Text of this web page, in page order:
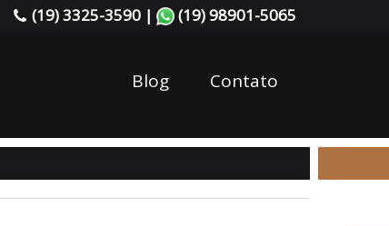
(19) 3325-3590 | (19) 98901-5065
Blog Contato